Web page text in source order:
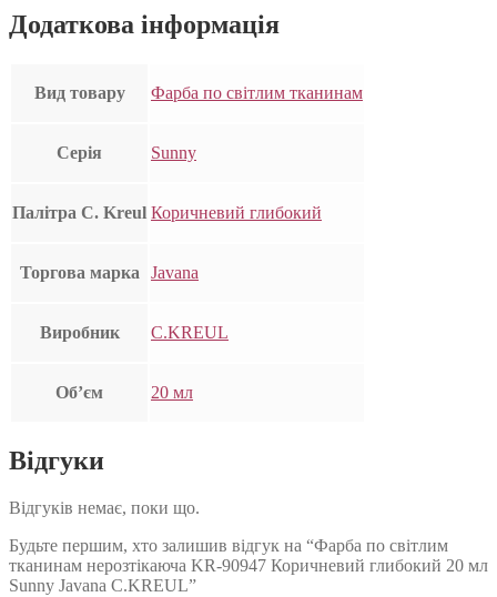
Додаткова інформація
Вид товару Фарба по світлим тканинам
Серія Sunny
Палітра C. Kreul Коричневий глибокий
Торгова марка Javana
Виробник C.KREUL
Об’єм 20 мл
Відгуки
Відгуків немає, поки що.
Будьте першим, хто залишив відгук на “Фарба по світлим
тканинам нерозтікаюча KR-90947 Коричневий глибокий 20 мл
Sunny Javana C.KREUL”